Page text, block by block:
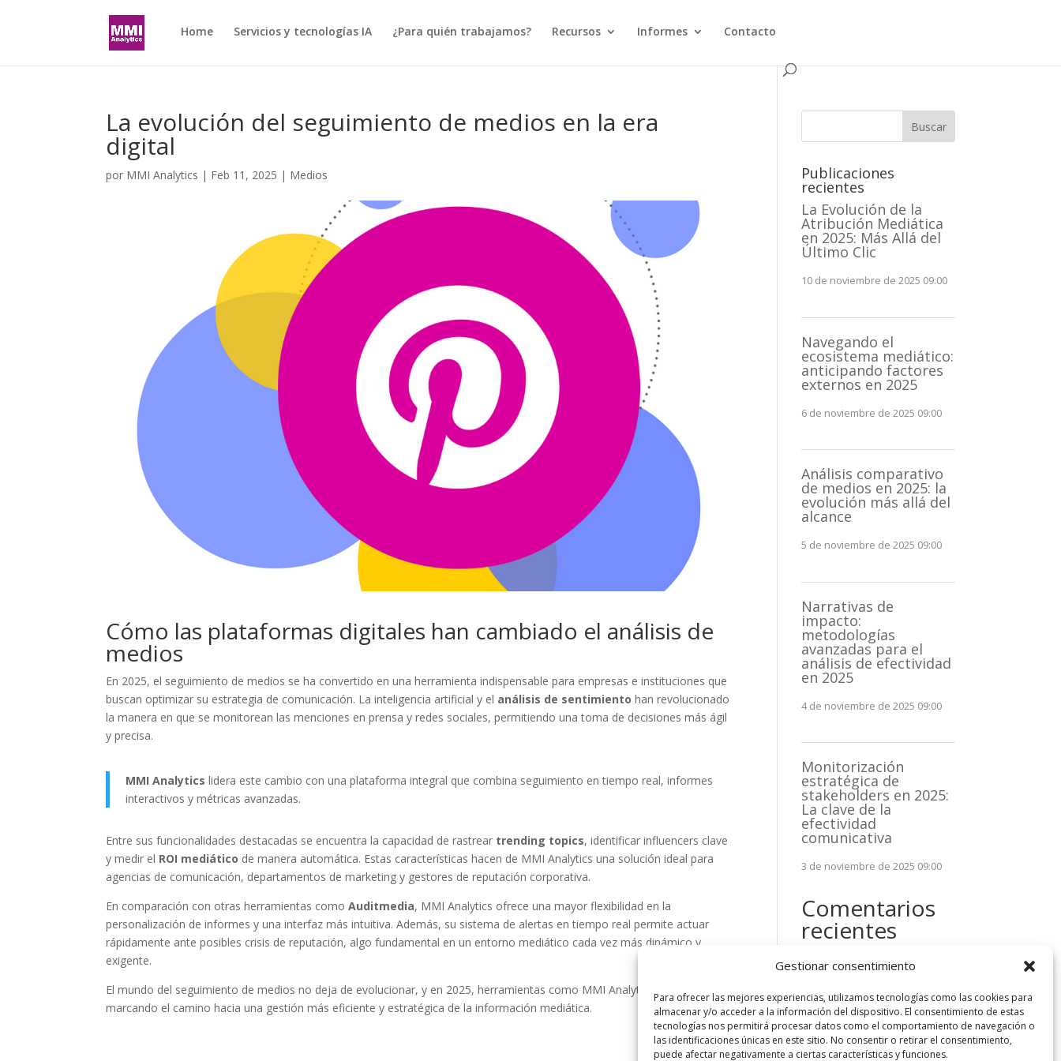
Gestionar consentimiento
Para ofrecer las mejores experiencias, utilizamos tecnologías como las cookies para
almacenar y/o acceder a la información del dispositivo. El consentimiento de estas
tecnologías nos permitirá procesar datos como el comportamiento de navegación o
las identificaciones únicas en este sitio. No consentir o retirar el consentimiento,
puede afectar negativamente a ciertas características y funciones.
Home Servicios y tecnologías IA ¿Para quién trabajamos? Recursos Informes Contacto
La evolución del seguimiento de medios en la era
digital
por MMI Analytics | Feb 11, 2025 | Medios
Cómo las plataformas digitales han cambiado el análisis de
medios
En 2025, el seguimiento de medios se ha convertido en una herramienta indispensable para empresas e instituciones que
buscan optimizar su estrategia de comunicación. La inteligencia artificial y el análisis de sentimiento han revolucionado
la manera en que se monitorean las menciones en prensa y redes sociales, permitiendo una toma de decisiones más ágil
y precisa.
MMI Analytics lidera este cambio con una plataforma integral que combina seguimiento en tiempo real, informes
interactivos y métricas avanzadas.
Entre sus funcionalidades destacadas se encuentra la capacidad de rastrear trending topics, identificar influencers clave
y medir el ROI mediático de manera automática. Estas características hacen de MMI Analytics una solución ideal para
agencias de comunicación, departamentos de marketing y gestores de reputación corporativa.
En comparación con otras herramientas comoAuditmedia, MMI Analytics ofrece una mayor flexibilidad en la
personalización de informes y una interfaz más intuitiva. Además, su sistema de alertas en tiempo real permite actuar
rápidamente ante posibles crisis de reputación, algo fundamental en un entorno mediático cada vez más dinámico y
exigente.
El mundo del seguimiento de medios no deja de evolucionar, y en 2025, herramientas como MMI Analytics están
marcando el camino hacia una gestión más eficiente y estratégica de la información mediática.
Buscar
Publicaciones
recientes
La Evolución de la
Atribución Mediática
en 2025: Más Allá del
Último Clic
10 de noviembre de 2025 09:00
Navegando el
ecosistema mediático:
anticipando factores
externos en 2025
6 de noviembre de 2025 09:00
Análisis comparativo
de medios en 2025: la
evolución más allá del
alcance
5 de noviembre de 2025 09:00
Narrativas de
impacto:
metodologías
avanzadas para el
análisis de efectividad
en 2025
4 de noviembre de 2025 09:00
Monitorización
estratégica de
stakeholders en 2025:
La clave de la
efectividad
comunicativa
3 de noviembre de 2025 09:00
Comentarios
recientes